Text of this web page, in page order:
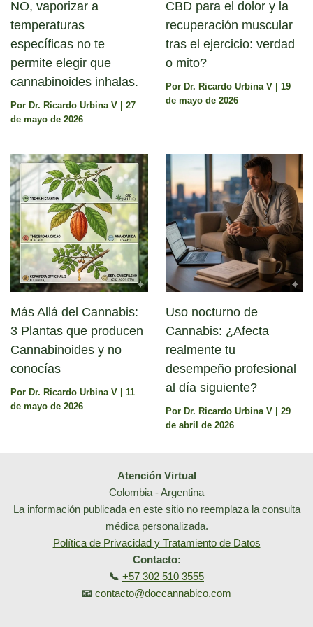
NO, vaporizar a
temperaturas
específicas no te
permite elegir que
cannabinoides inhalas.
Por Dr. Ricardo Urbina V
27
de mayo de 2026
CBD para el dolor y la
recuperación muscular
tras el ejercicio: verdad
o mito?
Por Dr. Ricardo Urbina V
19
de mayo de 2026
Más Allá del Cannabis:
3 Plantas que producen
Cannabinoides y no
conocías
Por Dr. Ricardo Urbina V
11
de mayo de 2026
Uso nocturno de
Cannabis: ¿Afecta
realmente tu
desempeño profesional
al día siguiente?
Por Dr. Ricardo Urbina V
29
de abril de 2026
Atención Virtual
Colombia - Argentina
La información publicada en este sitio no reemplaza la consulta
médica personalizada.
Política de Privacidad y Tratamiento de Datos
Contacto:
📞 +57 302 510 3555
📧 contacto@doccannabico.com